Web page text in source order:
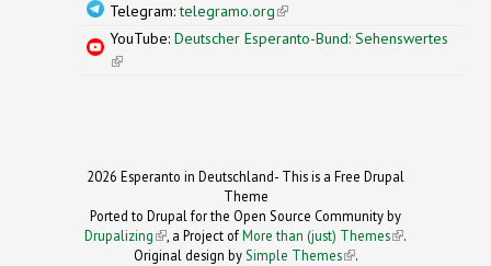
Telegram:telegramo.org(link is external)
YouTube: Deutscher Esperanto-Bund: Sehenswertes
(link is external)
2026 Esperanto in Deutschland- This is a Free Drupal
Theme
Ported to Drupal for the Open Source Community by
Drupalizing(link is external)
, a Project ofMore than (just) Themes (link is
.
Original design bySimple Themes
(link is
.